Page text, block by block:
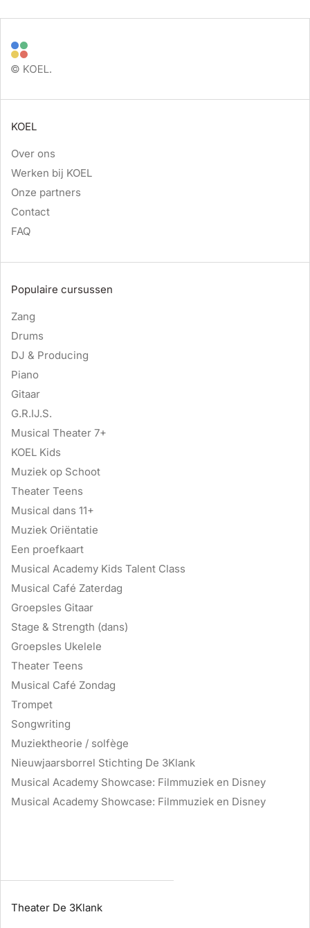
KOEL
Over ons
Werken bij KOEL
Onze partners
Contact
FAQ
Populaire cursussen
Zang
Drums
DJ & Producing
Piano
Gitaar
G.R.IJ.S.
Musical Theater 7+
KOEL Kids
Muziek op Schoot
Theater Teens
Musical dans 11+
Muziek Oriëntatie
Een proefkaart
Musical Academy Kids Talent Class
Musical Café Zaterdag
Groepsles Gitaar
Stage & Strength (dans)
Groepsles Ukelele
Theater Teens
Musical Café Zondag
Trompet
Songwriting
Muziektheorie / solfège
Nieuwjaarsborrel Stichting De 3Klank
Musical Academy Showcase: Filmmuziek en Disney
Musical Academy Showcase: Filmmuziek en Disney
Theater De 3Klank